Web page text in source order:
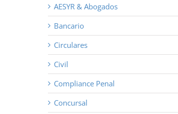
AESYR & Abogados
Bancario
Circulares
Civil
Compliance Penal
Concursal